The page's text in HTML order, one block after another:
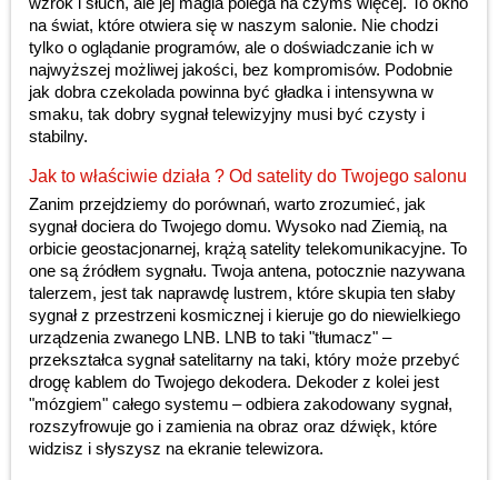
na świat, które otwiera się w naszym salonie. Nie chodzi
tylko o oglądanie programów, ale o doświadczanie ich w
najwyższej możliwej jakości, bez kompromisów. Podobnie
jak dobra czekolada powinna być gładka i intensywna w
smaku, tak dobry sygnał telewizyjny musi być czysty i
stabilny.
Jak to właściwie działa ? Od satelity do Twojego salonu
Zanim przejdziemy do porównań, warto zrozumieć, jak
sygnał dociera do Twojego domu. Wysoko nad Ziemią, na
orbicie geostacjonarnej, krążą satelity telekomunikacyjne. To
one są źródłem sygnału. Twoja antena, potocznie nazywana
talerzem, jest tak naprawdę lustrem, które skupia ten słaby
sygnał z przestrzeni kosmicznej i kieruje go do niewielkiego
urządzenia zwanego LNB. LNB to taki "tłumacz" –
przekształca sygnał satelitarny na taki, który może przebyć
drogę kablem do Twojego dekodera. Dekoder z kolei jest
"mózgiem" całego systemu – odbiera zakodowany sygnał,
rozszyfrowuje go i zamienia na obraz oraz dźwięk, które
widzisz i słyszysz na ekranie telewizora.